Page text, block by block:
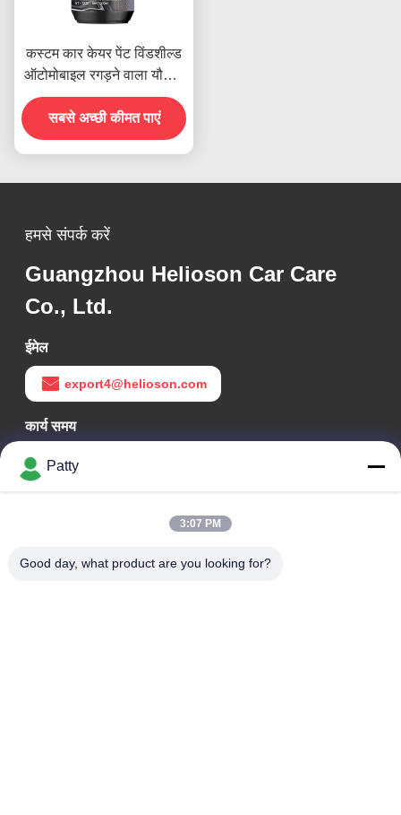
कस्टम कार केयर पेंट विंडशील्ड
ऑटोमोबाइल रगड़ने वाला यौगिक
1000 कच्चे पॉलिश
सबसे अच्छी कीमत पाएं
हमसे संपर्क करें
Guangzhou Helioson Car Care
Co., Ltd.
ईमेल
export4@helioson.com
कार्य समय
09:30-18:30
हमारा पता
Patty
3:07 PM
Good day, what product are you looking for?